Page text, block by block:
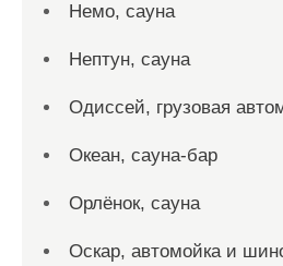
Немо, сауна
Нептун, сауна
Одиссей, грузовая
Океан, сауна-бар
Орлёнок, сауна
Оскар, автомойка и